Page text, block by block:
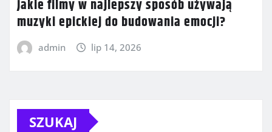
Jakie filmy w najlepszy sposób używają
muzyki epickiej do budowania emocji?
admin lip 14, 2026
SZUKAJ